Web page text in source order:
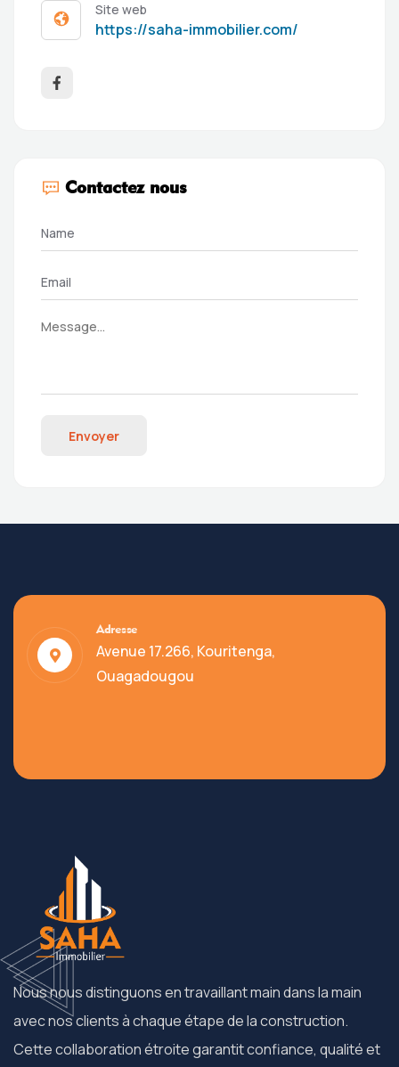
Site web
https://saha-immobilier.com/
Contactez nous
Envoyer
Adresse
Avenue 17.266, Kouritenga,
Ouagadougou
Nous nous distinguons en travaillant main dans la main
avec nos clients à chaque étape de la construction.
Cette collaboration étroite garantit confiance, qualité et